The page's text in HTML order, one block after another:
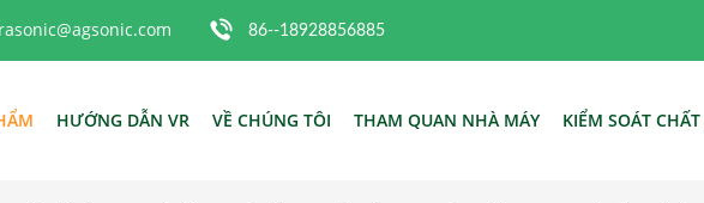
86--18928856885
HƯỚNG DẪN VR VỀ CHÚNG TÔI THAM QUAN NHÀ MÁY KIỂM SOÁT